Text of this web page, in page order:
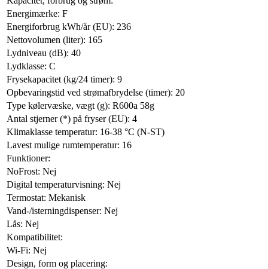
Energimærke: F
Energiforbrug kWh/år (EU): 236
Nettovolumen (liter): 165
Lydniveau (dB): 40
Lydklasse: C
Frysekapacitet (kg/24 timer): 9
Opbevaringstid ved strømafbrydelse (timer): 20
Type kølervæske, vægt (g): R600a 58g
Antal stjerner (*) på fryser (EU): 4
Klimaklasse temperatur: 16-38 °C (N-ST)
Lavest mulige rumtemperatur: 16
Funktioner:
NoFrost: Nej
Digital temperaturvisning: Nej
Termostat: Mekanisk
Vand-/isterningdispenser: Nej
Lås: Nej
Kompatibilitet:
Wi-Fi: Nej
Design, form og placering: